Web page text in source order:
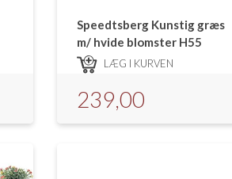
Speedtsberg Kunstig græs
m/ hvide blomster H55
LÆG I KURVEN
239,00